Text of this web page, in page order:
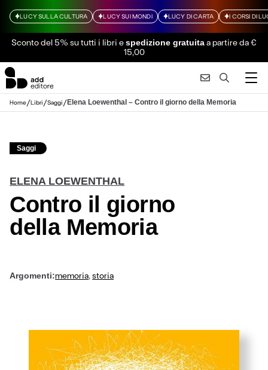
LUCY SULLA CULTURA LUCY SUI MONDI LUCY DI CARTA I CORSI DI
Sconto del 5% su tutti i libri espedizione gratuitaa partire da €
15,00
Home/Libri/Saggi/Elena Loewenthal – Contro il giorno della Memoria
Saggi
ELENA LOEWENTHAL
Contro il giorno
della Memoria
Argomenti:memoria,storia